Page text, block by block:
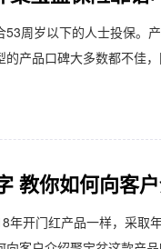
周岁以下的人士投保。
产品口碑大多数都不佳
教你如何向客
年开门红产品一样，采取